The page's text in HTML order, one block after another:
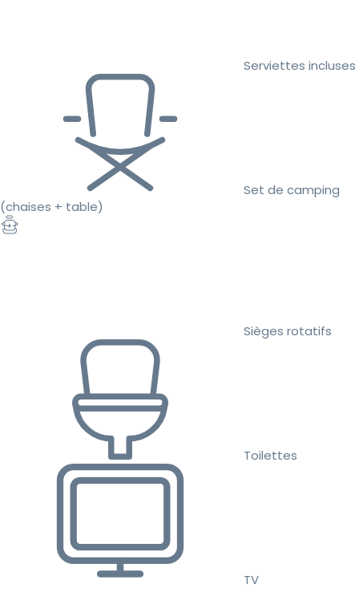
Serviettes incluses
Set de camping
(chaises + table)
Sièges rotatifs
Toilettes
TV